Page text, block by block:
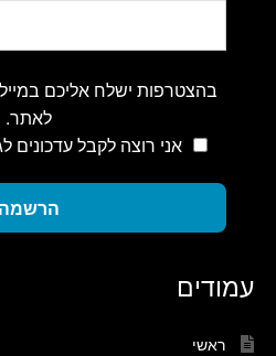
בהצטרפות ישלח אליכם
לאתר.
אני רוצה לקבל עדכונים
הרשמה
עמודים
ראשי